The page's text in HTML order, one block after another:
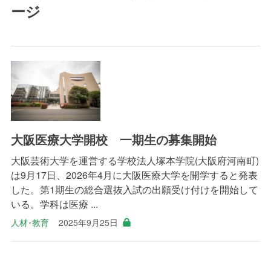
ージ
大阪医療大学開校 一期生の募集開始
大阪芸術大学を運営する学校法人塚本学院(大阪府河南町)
は9月17日、2026年4月に大阪医療大学を開学すると発表
した。第1期生の総合選抜入試の出願受け付けを開始して
いる。学科は医療 ...
人材･教育 2025年9月25日